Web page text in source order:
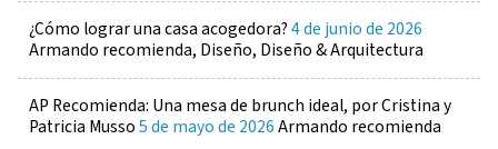
¿Cómo lograr una casa acogedora?4 de junio de 2026
Armando recomienda, Diseño, Diseño & Arquitectura
AP Recomienda: Una mesa de brunch ideal, por Cristina y
Patricia Musso5 de mayo de 2026Armando recomienda